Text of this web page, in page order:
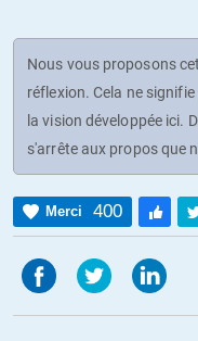
Nous vous proposons
réflexion. Cela ne
la vision développée ici.
s'arrête aux propos que
Merci 400